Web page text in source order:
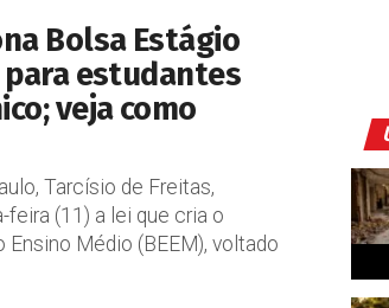
Bolsa Estágio
para estudantes
veja como
Tarcísio de Freitas,
(11) a lei que cria o
Ensino Médio (BEEM), voltado